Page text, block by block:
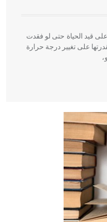
على قيد الحياة حتى لو فقدت
على تغيير درجة حرارة
أربعة مؤلفات هي:
في جروح الرأس. ويعود
والفلسفة.
يتكون في البحر ويتركب
أحمر أو شديد الحمرة وهو
ويسمى الش